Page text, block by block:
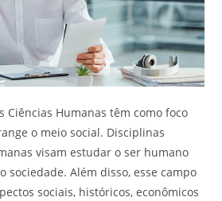
Ciências Humanas têm como foco
o meio social. Disciplinas
visam estudar o ser humano
sociedade. Além disso, esse campo
sociais, históricos, econômicos